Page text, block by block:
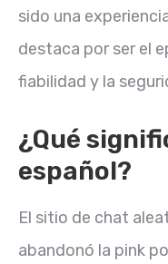
sido una
destaca por ser el
fiabilidad y la
¿Qué
español?
El sitio de chat
abandonó la pink